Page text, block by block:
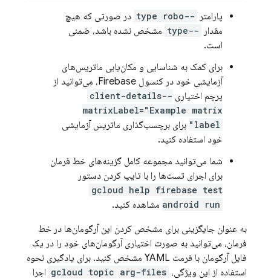
پارامتر --type robo
در صورتی که هیچ
مقدار
--type
مشخص نشده باشد، ضمنی
است.
برای کمک به شناسایی و مکان‌یابی ماتریس‌های
آزمایشی خود در کنسول Firebase، می‌توانید از
پرچم اختیاری
--client-details
matrixLabel="Example matrix
label"
برای برچسب‌گذاری ماتریس آزمایشی
خود استفاده کنید.
شما می‌توانید مجموعه کامل گزینه‌های خط فرمان
برای اجرای تست‌ها را با تایپ کردن دستور
gcloud help firebase test
android run مشاهده کنید.
به عنوان جایگزینی برای مشخص کردن این آرگومان‌ها در خط
فرمان، می‌توانید به صورت اختیاری آرگومان‌های خود را در یک
فایل آرگومان با فرمت YAML مشخص کنید. برای یادگیری نحوه
استفاده از این ویژگی، gcloud topic arg-files اجرا